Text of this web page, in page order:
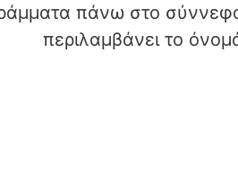
πάνω στο σύννεφο
περιλαμβάνει το